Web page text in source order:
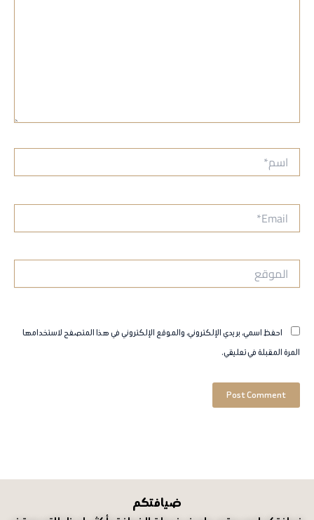
احفظ اسمي، بريدي الإلكتروني، والموقع الإلكتروني في هذا المتصفح لاستخدامها
المرة المقبلة في تعليقي.
ضيافتكم